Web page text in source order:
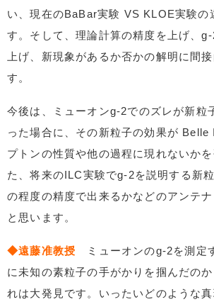
い、現在のBaBar実験 VS KLOE実験の
す。そして、理論計算の精度を上げ、
上げ、新現象があるか否かの解明に間
す。
今後は、ミューオンg-2でのズレが新粒
った場合に、その新粒子の効果が Belle
プトンの性質や他の過程に現れないか
た、将来のILC実験でg-2を説明する新
の程度の精度で出来るかなどのアンテ
と思います。
◆遠藤准教授 ミューオンのg-2を測定
に未知の素粒子の手がかりを掴んだの
れは大発見です。いったいどのような